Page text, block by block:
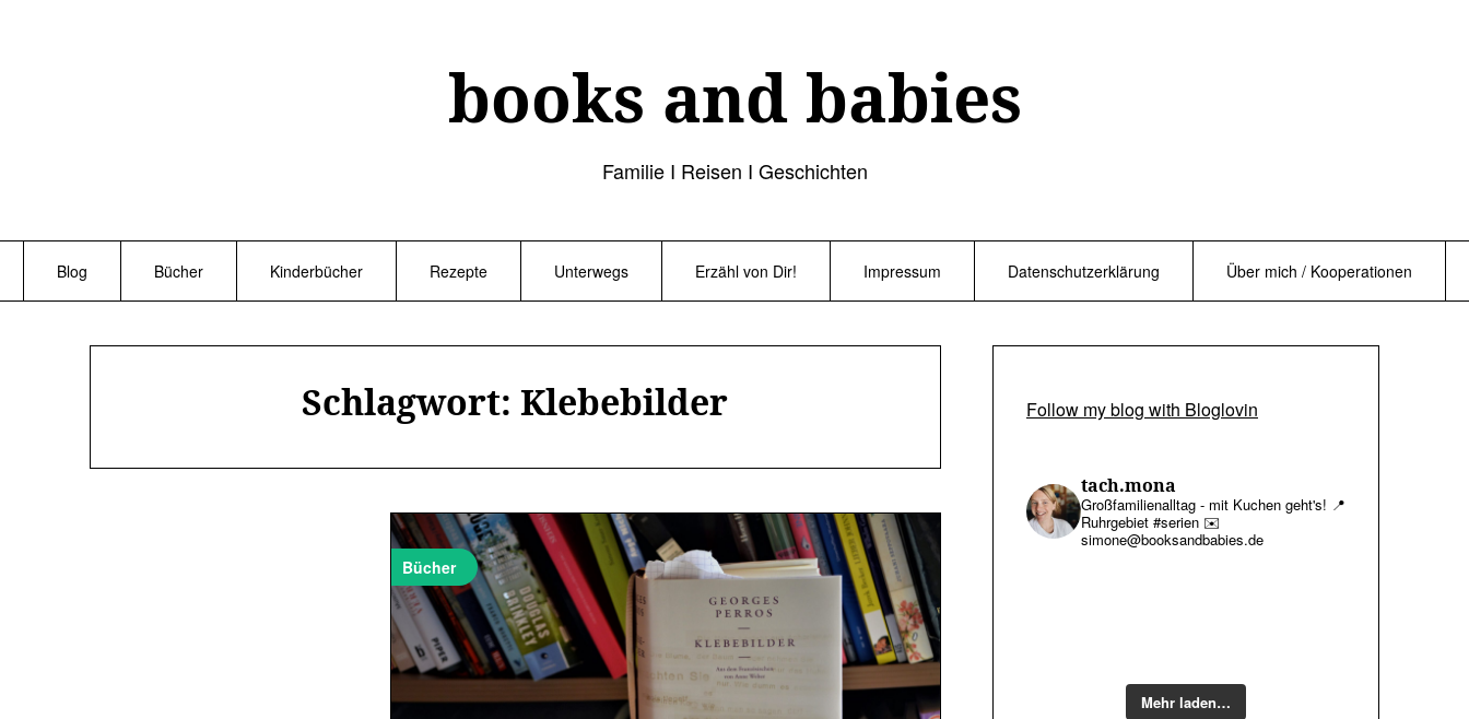
books and babies
Familie I Reisen I Geschichten
Blog Bücher Kinderbücher Rezepte Unterwegs Erzähl von Dir! Impressum Datenschutzerklärung Über mich / Kooperationen
Schlagwort:Klebebilder
Bücher
Follow my blog with Bloglovin
tach.mona
Großfamilienalltag - mit Kuchen geht's! 📍
Ruhrgebiet #serien ✉️
simone@booksandbabies.de
Mehr laden…